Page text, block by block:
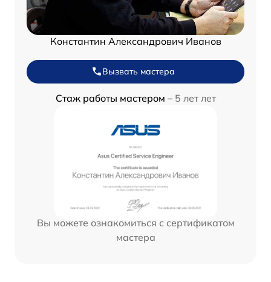
Константин Александрович Иванов
Вызвать мастера
Стаж работы мастером – 5 лет лет
Вы можете ознакомиться с сертификатом
мастера